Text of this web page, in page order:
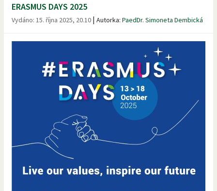
ERASMUS DAYS 2025
Vydáno: 15. října 2025, 20.10 | Autorka: PaedDr. Simoneta Dembická